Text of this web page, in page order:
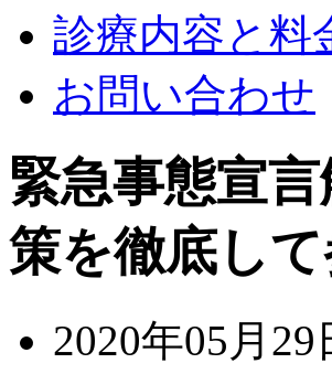
診療内容と料
お問い合わせ
緊急事態宣
策を徹底し
2020年05月29